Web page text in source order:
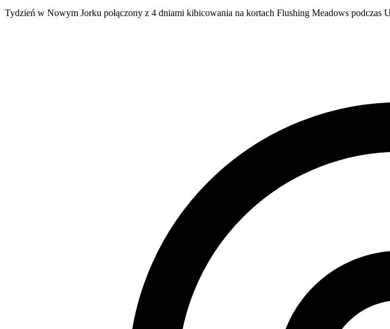
Tydzień w Nowym Jorku połączony z 4 dniami kibicowania na kortach Flushing Meadows podczas